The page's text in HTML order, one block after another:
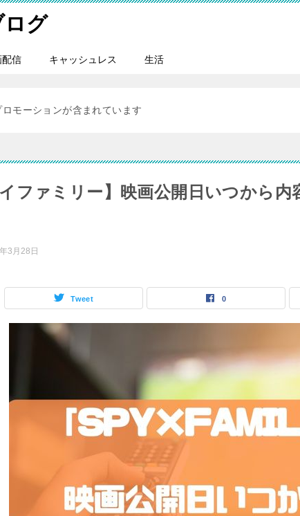
ログ
配信 キャッシュレス 生活
モーションが含まれています
イファミリー】映画公開日いつから
3月28日
Tweet 0